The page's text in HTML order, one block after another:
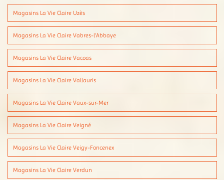
Magasins La Vie Claire Uzès
Magasins La Vie Claire Vabres-l'Abbaye
Magasins La Vie Claire Vacoas
Magasins La Vie Claire Vallauris
Magasins La Vie Claire Vaux-sur-Mer
Magasins La Vie Claire Veigné
Magasins La Vie Claire Veigy-Foncenex
Magasins La Vie Claire Verdun